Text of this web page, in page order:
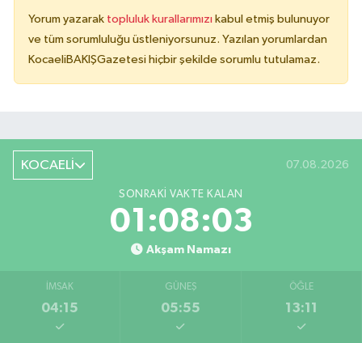
Yorum yazarak topluluk kurallarımızı kabul etmiş bulunuyor
ve tüm sorumluluğu üstleniyorsunuz. Yazılan yorumlardan
KocaeliBAKIŞGazetesi hiçbir şekilde sorumlu tutulamaz.
KOCAELİ 07.08.2026
SONRAKI VAKTE KALAN
01:08:02
Akşam Namazı
İMSAK
04:15
GÜNEŞ
05:55
ÖĞLE
13:11